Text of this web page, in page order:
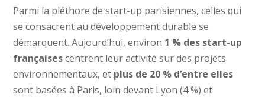
Parmi la pléthore de start-up parisiennes, celles qui
se consacrent au développement durable se
démarquent. Aujourd’hui, environ 1 % des start-up
françaisescentrent leur activité sur des projets
environnementaux, et plus de 20 % d’entre elles
sont basées à Paris, loin devant Lyon (4 %) et